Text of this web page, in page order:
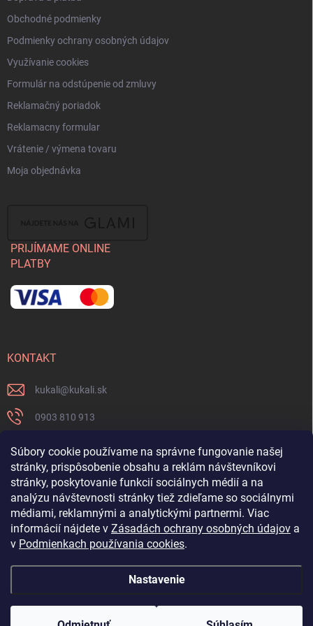
Súbory cookie používame na správne fungovanie našej
stránky, prispôsobenie obsahu a reklám návštevníkovi
stránky, poskytovanie funkcií sociálnych médií a na
analýzu návštevnosti stránky tiež zdieľame so sociálnymi
médiami, reklamnými a analytickými partnermi. Viac
informácií nájdete v Zásadách ochrany osobných údajov a
v Podmienkach používania cookies.
Nastavenie
Obchodné podmienky
Podmienky ochrany osobných údajov
Využívanie cookies
Formulár na odstúpenie od zmluvy
Reklamačný poriadok
Reklamacny formular
Vrátenie / výmena tovaru
Moja objednávka
PRIJÍMAME ONLINE
PLATBY
KONTAKT
kukali@kukali.sk
0903 810 913
Nenechajte si ujsť novinky a sledujte nás na FB
kukalishop
Copyright 2026www.kukali.sk. Všetky práva vyhradené.Upraviť nastavenie